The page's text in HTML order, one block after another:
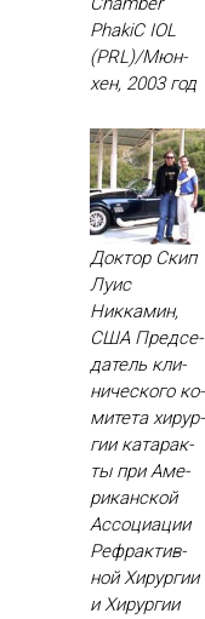
PhakiC IOL
(PRL)/Мюн­
хен, 2003 год
Доктор Скип
Луис
Никкамин,
США Пред­се­
датель кли­
ничес­ко­го ко­
мите­та хи­рур­
гии ка­тарак­
ты при Аме­
рикан­ской
Ас­со­ци­ации
Реф­рактив­
ной Хи­рур­гии
и Хи­рур­гии